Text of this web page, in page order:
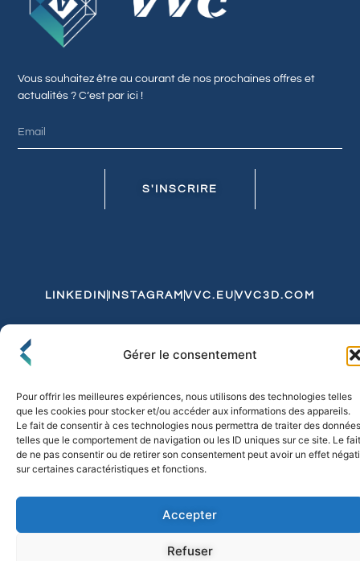
Gérer le consentement
Pour offrir les meilleures expériences, nous utilisons des technologies telles
que les cookies pour stocker et/ou accéder aux informations des appareils.
Le fait de consentir à ces technologies nous permettra de traiter des données
telles que le comportement de navigation ou les ID uniques sur ce site. Le fait
de ne pas consentir ou de retirer son consentement peut avoir un effet
sur certaines caractéristiques et fonctions.
Accepter
Refuser
Vous souhaitez être au courant de nos prochaines offres et
actualités ? C’est par ici !
S'INSCRIRE
LINKEDIN INSTAGRAM VVC.EU VVC3D.COM
Politique de Confidentialité et de CookiesExpédition et Livraison
© 2026 FLO & CO. All Rights Reserved